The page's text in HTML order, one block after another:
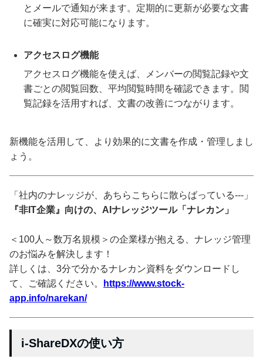
とメールで通知が来ます。定期的に更新が必要な文書
に確実に対応可能になります。
アクセスログ機能
アクセスログ機能を使えば、メンバーの閲覧記録や文
書ごとの閲覧回数、平均閲覧時間を確認できます。閲
覧記録を活用すれば、文書の改善につながります。
新機能を活用して、より効果的に文書を作成・管理しまし
ょう。
「社内のナレッジが、あちらこちらに散らばっている---」
『非IT企業』向けの、AIナレッジツール「ナレカン」
＜100人～数万名規模＞の企業様が抱える、ナレッジ管理
のお悩みを解決します！
詳しくは、3分で分かるナレカン資料をダウンロードし
て、ご確認ください。
https://www.stock-
app.info/narekan/
i-ShareDXの使い方